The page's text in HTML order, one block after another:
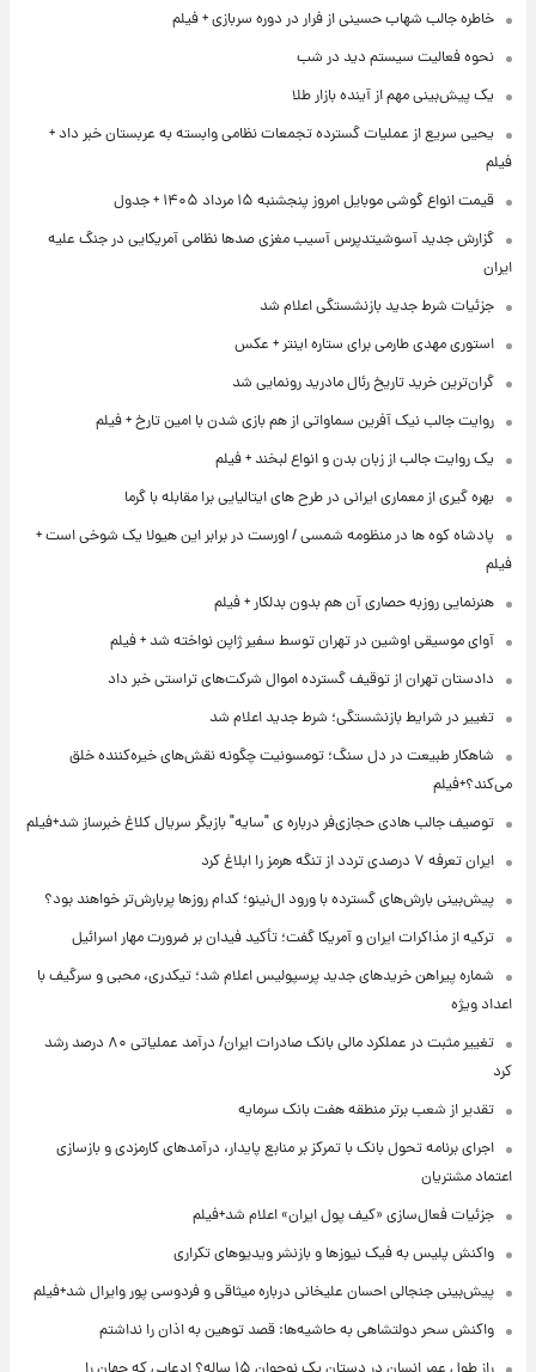
خاطره جالب شهاب حسینی از فرار در دوره سربازی + فیلم
نحوه فعالیت سیستم دید در شب
یک پیش‌بینی مهم از آینده بازار طلا
یحیی سریع از عملیات گسترده تجمعات نظامی وابسته به عربستان خبر داد +
فیلم
قیمت انواع گوشی موبایل امروز پنجشنبه ۱۵ مرداد ۱۴۰۵ + جدول
گزارش جدید آسوشیتدپرس آسیب مغزی صدها نظامی آمریکایی در جنگ علیه
ایران
جزئیات شرط جدید بازنشستگی اعلام شد
استوری مهدی طارمی برای ستاره اینتر + عکس
گران‌ترین خرید تاریخ رئال مادرید رونمایی شد
روایت جالب نیک آفرین سماواتی از هم بازی شدن با امین تارخ + فیلم
یک روایت جالب از زبان بدن و انواع لبخند + فیلم
بهره گیری از معماری ایرانی در طرح های ایتالیایی برا مقابله با گرما
پادشاه کوه ها در منظومه شمسی / اورست در برابر این هیولا یک شوخی است +
فیلم
هنرنمایی روزبه حصاری آن هم بدون بدلکار + فیلم
آوای موسیقی اوشین در تهران توسط سفیر ژاپن نواخته شد + فیلم
دادستان تهران از توقیف گسترده اموال شرکت‌های تراستی خبر داد
تغییر در شرایط بازنشستگی؛ شرط جدید اعلام شد
شاهکار طبیعت در دل سنگ؛ تومسونیت چگونه نقش‌های خیره‌کننده خلق
می‌کند؟+فیلم
توصیف جالب هادی حجازی‌فر درباره ی "سایه" بازیگر سریال کلاغ خبرساز شد+فیلم
ایران تعرفه ۷ درصدی تردد از تنگه هرمز را ابلاغ کرد
پیش‌بینی بارش‌های گسترده با ورود ال‌نینو؛ کدام روزها پربارش‌تر خواهند بود؟
ترکیه از مذاکرات ایران و آمریکا گفت؛ تأکید فیدان بر ضرورت مهار اسرائیل
شماره پیراهن خریدهای جدید پرسپولیس اعلام شد؛ تیکدری، محبی و سرگیف با
اعداد ویژه
تغییر مثبت در عملکرد مالی بانک صادرات ایران/ درآمد عملیاتی ۸۰ درصد رشد
کرد
تقدیر از شعب برتر منطقه هفت بانک سرمایه
اجرای برنامه تحول بانک با تمرکز بر منابع پایدار، درآمدهای کارمزدی و بازسازی
اعتماد مشتریان
جزئیات فعال‌سازی «کیف پول ایران» اعلام شد+فیلم
واکنش پلیس به فیک نیوزها و بازنشر ویدیوهای تکراری
پیش‌بینی جنجالی احسان علیخانی درباره میثاقی و فردوسی پور وایرال شد+فیلم
واکنش سحر دولتشاهی به حاشیه‌ها: قصد توهین به اذان را نداشتم